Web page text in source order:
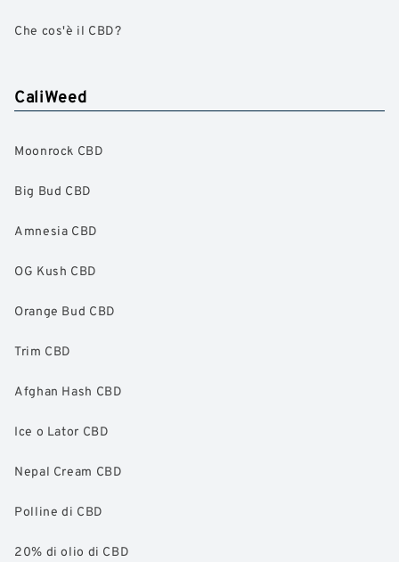
Che cos'è il CBD?
CaliWeed
Moonrock CBD
Big Bud CBD
Amnesia CBD
OG Kush CBD
Orange Bud CBD
Trim CBD
Afghan Hash CBD
Ice o Lator CBD
Nepal Cream CBD
Polline di CBD
20% di olio di CBD